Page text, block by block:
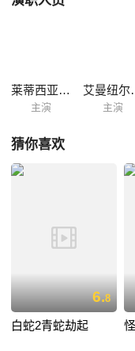
莱蒂西亚·勒菲弗
主演
艾
主演
猜你喜欢
6.8
白蛇2青蛇劫起